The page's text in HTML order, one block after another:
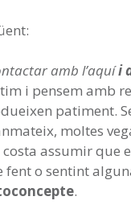
amb l’aquíi
i pensem amb
patiment.
moltes
costa assumir que
fent o sentint
.